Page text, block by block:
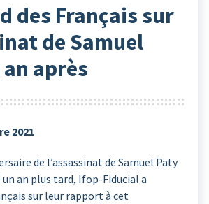
des Français sur
de Samuel
après
2021
de l’assassinat de Samuel Paty
an plus tard, Ifop-Fiducial a
sur leur rapport à cet